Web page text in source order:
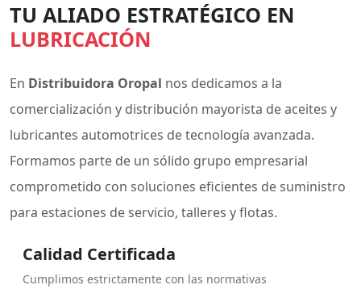
TU ALIADO ESTRATÉGICO EN
LUBRICACIÓN
En Distribuidora Oropal nos dedicamos a la
comercialización y distribución mayorista de aceites y
lubricantes automotrices de tecnología avanzada.
Formamos parte de un sólido grupo empresarial
comprometido con soluciones eficientes de suministro
para estaciones de servicio, talleres y flotas.
Calidad Certificada
Cumplimos estrictamente con las normativas